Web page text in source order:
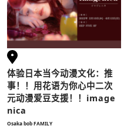
心斋桥・日本桥）
体验日本当今动漫文化：推
事！！用花语为你心中二次
元动漫爱豆支援！！image
nica
Osaka bob FAMILY